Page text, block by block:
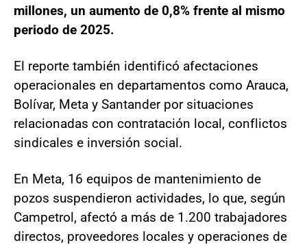
millones, un aumento de 0,8% frente al mismo
periodo de 2025.
El reporte también identificó afectaciones
operacionales en departamentos como Arauca,
Bolívar, Meta y Santander por situaciones
relacionadas con contratación local, conflictos
sindicales e inversión social.
En Meta, 16 equipos de mantenimiento de
pozos suspendieron actividades, lo que, según
Campetrol, afectó a más de 1.200 trabajadores
directos, proveedores locales y operaciones de